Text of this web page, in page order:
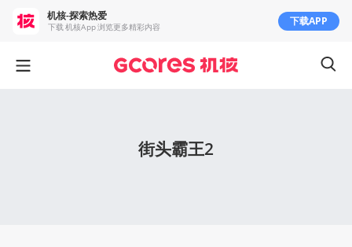
街头霸王2
机核-探索热爱
下载 机核App 浏览更多精彩内容 下载APP